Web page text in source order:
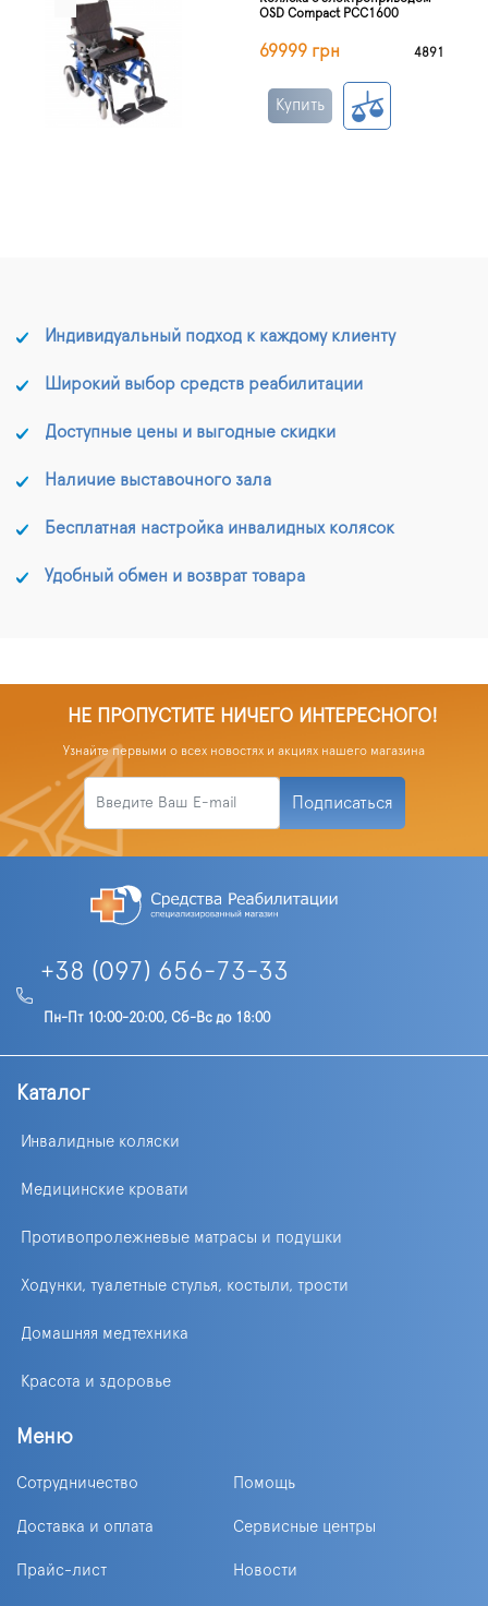
OSD Compact PCC1600
69999 грн 4891
Купить
Индивидуальный подход к каждому клиенту
Широкий выбор средств реабилитации
Доступные цены и выгодные скидки
Наличие выставочного зала
Бесплатная настройка инвалидных колясок
Удобный обмен и возврат товара
НЕ ПРОПУСТИТЕ НИЧЕГО ИНТЕРЕСНОГО!
Узнайте первыми о всех новостях и акциях нашего магазина
Подписаться
+38 (097) 656-73-33
Пн-Пт 10:00-20:00, Сб-Вс до 18:00
Каталог
Инвалидные коляски
Медицинские кровати
Противопролежневые матрасы и подушки
Ходунки, туалетные стулья, костыли, трости
Домашняя медтехника
Красота и здоровье
Меню
Сотрудничество Помощь
Доставка и оплата Сервисные центры
Прайс-лист Новости